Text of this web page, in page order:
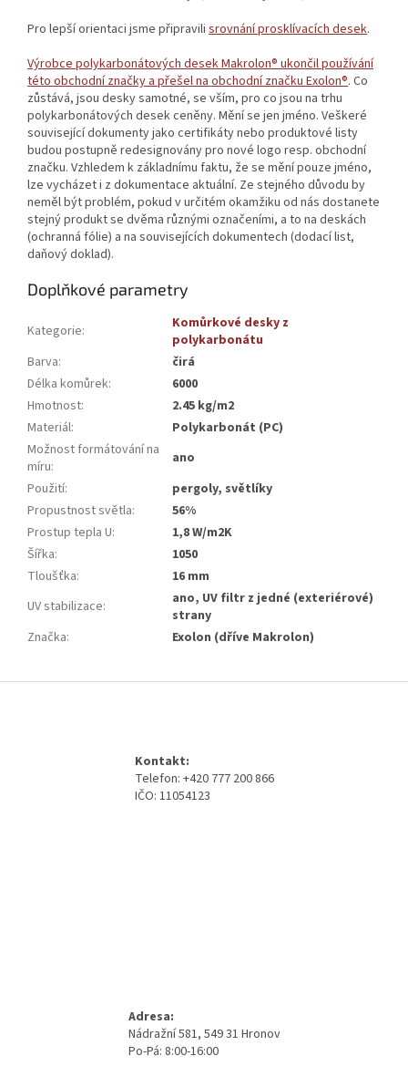
Pro lepší orientaci jsme připravili srovnání prosklívacích desek.
Výrobce polykarbonátových desek Makrolon® ukončil používání
této obchodní značky a přešel na obchodní značku Exolon®. Co
zůstává, jsou desky samotné, se vším, pro co jsou na trhu
polykarbonátových desek ceněny. Mění se jen jméno. Veškeré
související dokumenty jako certifikáty nebo produktové listy
budou postupně redesignovány pro nové logo resp. obchodní
značku. Vzhledem k základnímu faktu, že se mění pouze jméno,
lze vycházet i z dokumentace aktuální. Ze stejného důvodu by
neměl být problém, pokud v určitém okamžiku od nás dostanete
stejný produkt se dvěma různými označeními, a to na deskách
(ochranná fólie) a na souvisejících dokumentech (dodací list,
daňový doklad).
Doplňkové parametry
Kategorie:
Komůrkové desky z
polykarbonátu
Barva:
čirá
Délka komůrek:
6000
Hmotnost:
2.45 kg/m2
Materiál:
Polykarbonát (PC)
Možnost formátování na
míru:
ano
Použití:
pergoly, světlíky
Propustnost světla:
56%
Prostup tepla U:
1,8 W/m2K
Šířka:
1050
Tloušťka:
16 mm
UV stabilizace:
ano, UV filtr z jedné (exteriérové)
strany
Značka: Exolon (dříve Makrolon)
Kontakt:
Telefon: +420 777 200 866
IČO: 11054123
Adresa:
Nádražní 581, 549 31 Hronov
Po-Pá: 8:00-16:00